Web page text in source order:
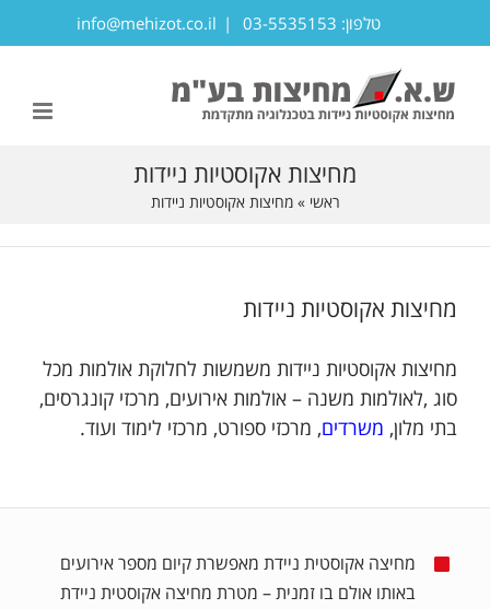
טלפון: 03-5535153 |
info@mehizot.co.il
מחיצות אקוסטיות ניידות
ראשי »מחיצות אקוסטיות ניידות
מחיצות אקוסטיות ניידות
מחיצות אקוסטיות ניידות משמשות לחלוקת אולמות מכל
סוג ,לאולמות משנה – אולמות אירועים, מרכזי קונגרסים,
בתי מלון, משרדים, מרכזי ספורט, מרכזי לימוד ועוד.
מחיצה אקוסטית ניידת מאפשרת קיום מספר אירועים
באותו אולם בו זמנית – מטרת מחיצה אקוסטית ניידת
פתח סרגל נגישות